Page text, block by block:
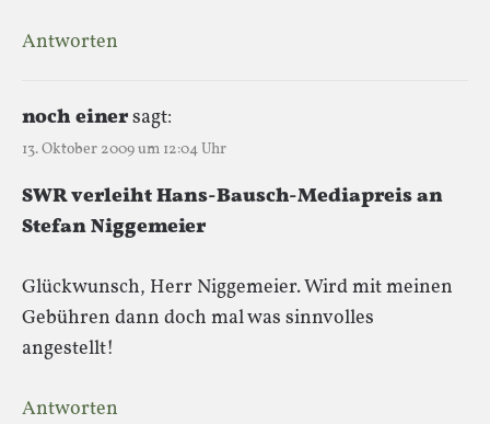
Antworten
noch einersagt:
13. Oktober 2009 um 12:04 Uhr
SWR verleiht Hans-Bausch-Mediapreis an
Stefan Niggemeier
Glückwunsch, Herr Niggemeier. Wird mit meinen
Gebühren dann doch mal was sinnvolles
angestellt!
Antworten